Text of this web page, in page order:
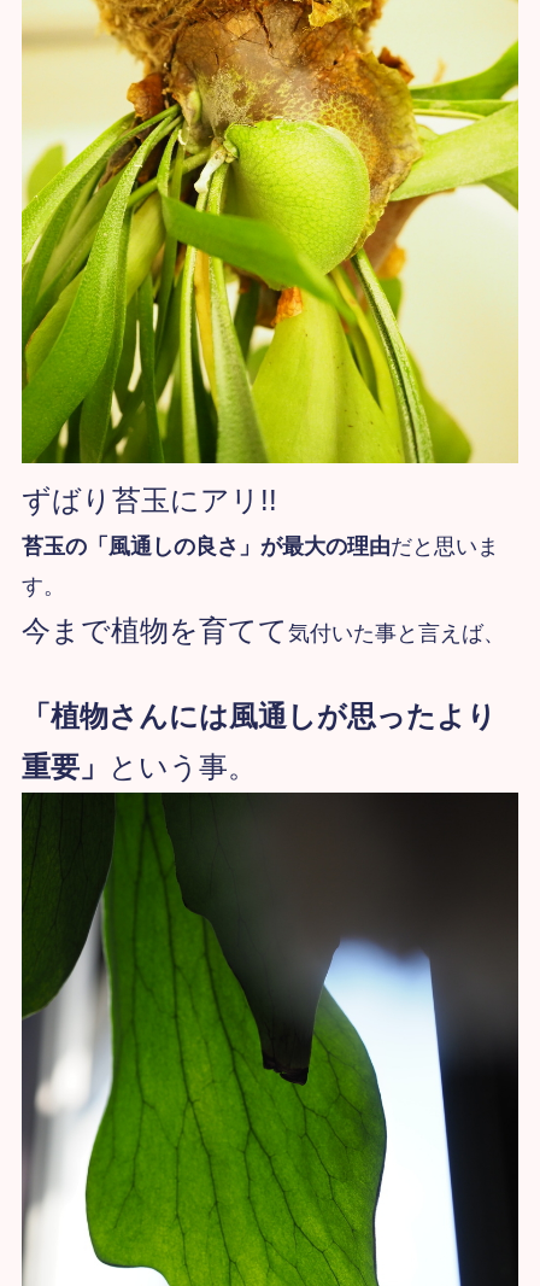
ずばり苔玉にアリ!!
苔玉の「風通しの良さ」が最大の理由だと思いま
す。
今まで植物を育てて 気付いた事と言えば、
「植物さんには風通しが思ったより
重要」
という事。